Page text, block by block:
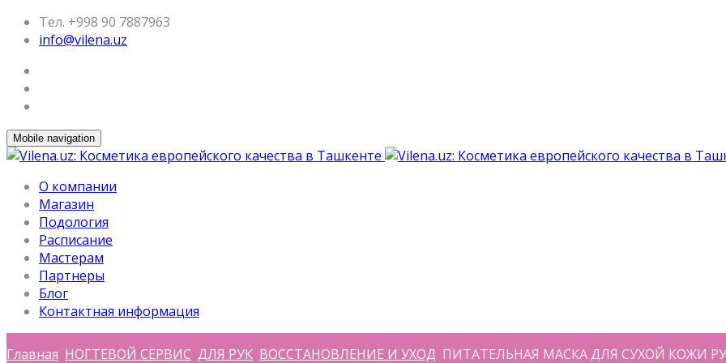
Тел. +998 90 7887963
info@vilena.uz
Mobile navigation
О компании
Магазин
Подология
Расписание
Мастерам
Партнеры
Блог
Контактная информация
Главная НОГТЕВОЙ СЕРВИС ДЛЯ РУК ВОССТАНОВЛЕНИЕ И УХОД ПИТАТЕЛЬНАЯ МАСКА ДЛЯ СУХОЙ КОЖИ